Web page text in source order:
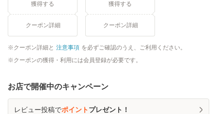
獲得する
クーポン詳細
獲得する
クーポン詳細
クーポン詳細と 注意事項 を必ずご確認のうえ、ご利用ください。
クーポンの獲得・利用には会員登録が必要です。
お店で開催中のキャンペーン
レビュー投稿でポイントプレゼント！